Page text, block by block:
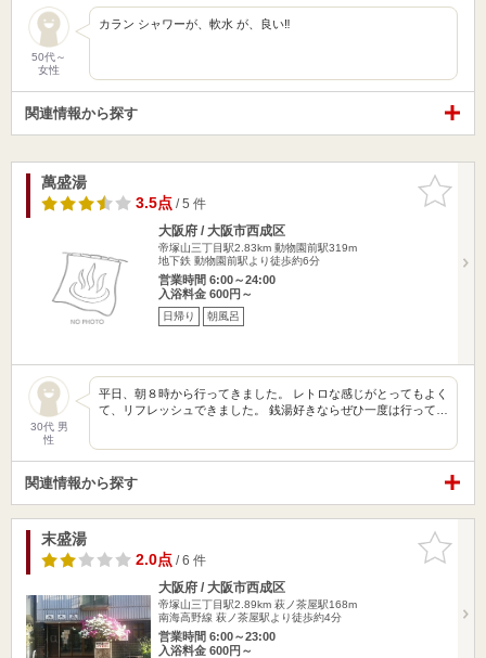
50代～
女性
カラン シャワーが、軟水 が、良い‼️
関連情報から探す
お気に入
りに追加
萬盛湯
3.5点/ 5 件
大阪府 / 大阪市西成区
帝塚山三丁目駅2.83km 動物園前駅319m
地下鉄 動物園前駅より徒歩約6分
営業時間 6:00～24:00
入浴料金 600円～
日帰り 朝風呂
30代 男
性
平日、朝８時から行ってきました。 レトロな感じがとってもよく
て、リフレッシュできました。 銭湯好きならぜひ一度は行って…
関連情報から探す
お気に入
りに追加
末盛湯
2.0点/ 6 件
大阪府 / 大阪市西成区
帝塚山三丁目駅2.89km 萩ノ茶屋駅168m
南海高野線 萩ノ茶屋駅より徒歩約4分
営業時間 6:00～23:00
入浴料金 600円～